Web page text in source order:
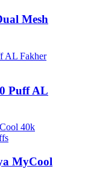
Mesh
Puff AL
MyCool